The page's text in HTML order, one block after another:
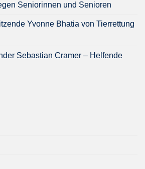
Seniorinnen und Senioren
Yvonne Bhatia von Tierrettung
Sebastian Cramer – Helfende